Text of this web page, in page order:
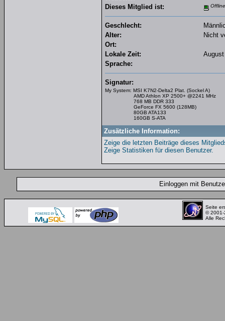
Dieses Mitglied ist:
Offline
Geschlecht:
Alter:
Nicht
Ort:
Lokale Zeit:
Sprache:
Signatur:
My System: MSI K7N2-Delta2 Plat. (Sockel A)
AMD Athlon XP 2500+ @2241 MHz
768 MB DDR 333
GeForce FX 5600 (128MB)
80GB ATA133
160GB S-ATA
Zusätzliche Information:
Zeige die letzten Beiträge dieses
Zeige Statistiken für diesen Benutzer.
Einloggen mit
Seite
© 2001-
Alle